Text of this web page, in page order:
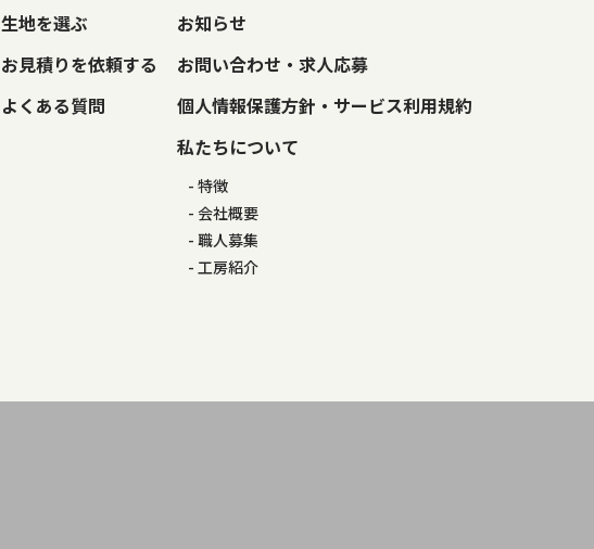
生地を選ぶ
お見積りを依頼する
よくある質問
お知らせ
お問い合わせ・求人応募
個人情報保護方針・サービス利用規約
私たちについて
特徴
会社概要
職人募集
工房紹介